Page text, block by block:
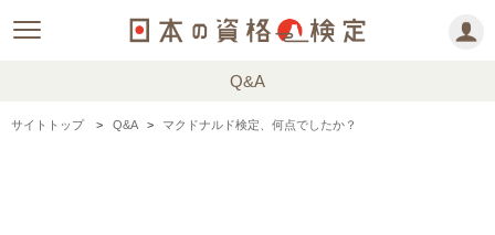
Q&A
サイトトップ Q&A マクドナルド検定、何点でしたか？